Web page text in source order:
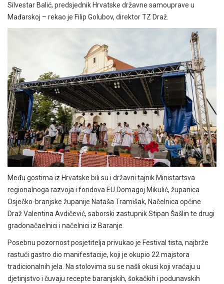
Silvestar Balić, predsjednik Hrvatske državne samouprave u
Mađarskoj – rekao je Filip Golubov, direktor TZ Draž.
Među gostima iz Hrvatske bili su i državni tajnik Ministartsva
regionalnoga razvoja i fondova EU Domagoj Mikulić, županica
Osječko-branjske županije Nataša Tramišak, Načelnica općine
Draž Valentina Avdičević, saborski zastupnik Stipan Šašlin te drugi
gradonačaelnici i načelnici iz Baranje.
Posebnu pozornost posjetitelja privukao je Festival tista, najbrže
rastući gastro dio manifestacije, koji je okupio 22 majstora
tradicionalnih jela. Na stolovima su se našli okusi koji vraćaju u
djetinjstvo i čuvaju recepte baranjskih, šokačkih i podunavskih